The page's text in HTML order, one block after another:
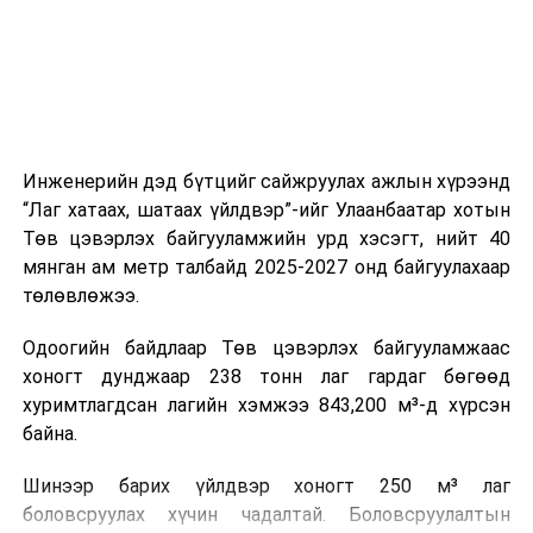
Инженерийн дэд бүтцийг сайжруулах ажлын хүрээнд
“Лаг хатаах, шатаах үйлдвэр”-ийг Улаанбаатар хотын
Төв цэвэрлэх байгууламжийн урд хэсэгт, нийт 40
мянган ам метр талбайд 2025-2027 онд байгуулахаар
төлөвлөжээ.
Одоогийн байдлаар Төв цэвэрлэх байгууламжаас
хоногт дунджаар 238 тонн лаг гардаг бөгөөд
хуримтлагдсан лагийн хэмжээ 843,200 м³-д хүрсэн
байна.
Шинээр барих үйлдвэр хоногт 250 м³ лаг
боловсруулах хүчин чадалтай. Боловсруулалтын